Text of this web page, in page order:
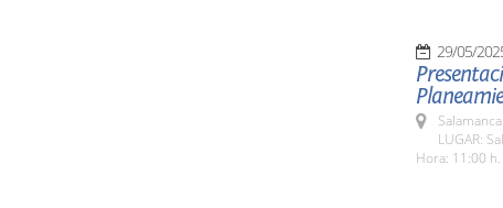
29/05/
LUGAR:
Hora: 11:00 h.